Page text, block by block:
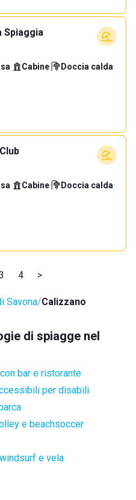
Spiaggia
· Cabine· Doccia calda·
· Cabine· Doccia calda·
4 >
Savona Calizzano
di spiagge nel
bar e ristorante
per disabili
e beachsoccer
e vela